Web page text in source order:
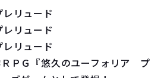
ＰＧ『悠久のユーフォリア プ